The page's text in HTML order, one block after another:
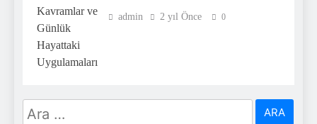
admin 2 yıl Önce 0
Arama: